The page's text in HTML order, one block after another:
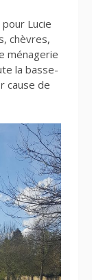
Lucie
chèvres,
ménagerie
la basse-
cause de